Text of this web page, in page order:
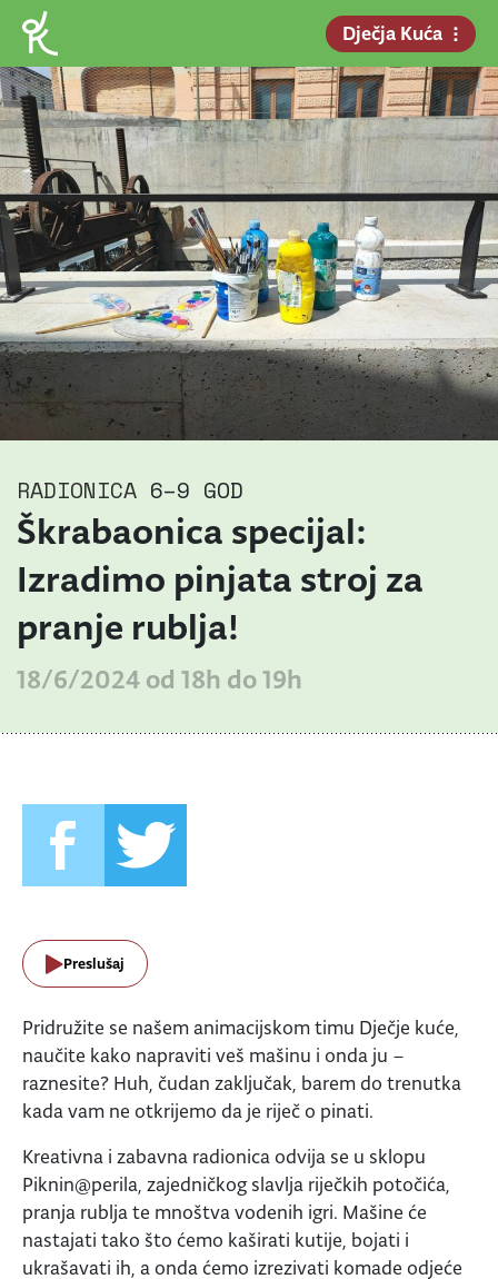
Dječja Kuća
RADIONICA 6–9 GOD
Škrabaonica specijal:
Izradimo pinjata stroj za
pranje rublja!
18/6/2024 od 18h do 19h
Preslušaj
Pridružite se našem animacijskom timu Dječje kuće,
naučite kako napraviti veš mašinu i onda ju –
raznesite? Huh, čudan zaključak, barem do trenutka
kada vam ne otkrijemo da je riječ o pinati.
Kreativna i zabavna radionica odvija se u sklopu
Piknin@perila, zajedničkog slavlja riječkih potočića,
pranja rublja te mnoštva vodenih igri. Mašine će
nastajati tako što ćemo kaširati kutije, bojati i
ukrašavati ih, a onda ćemo izrezivati komade odjeće